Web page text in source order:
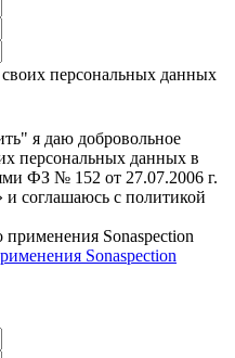
персональных данных
я даю добровольное
персональных данных в
ФЗ № 152 от 27.07.2006 г.
соглашаюсь с политикой
Sonaspection